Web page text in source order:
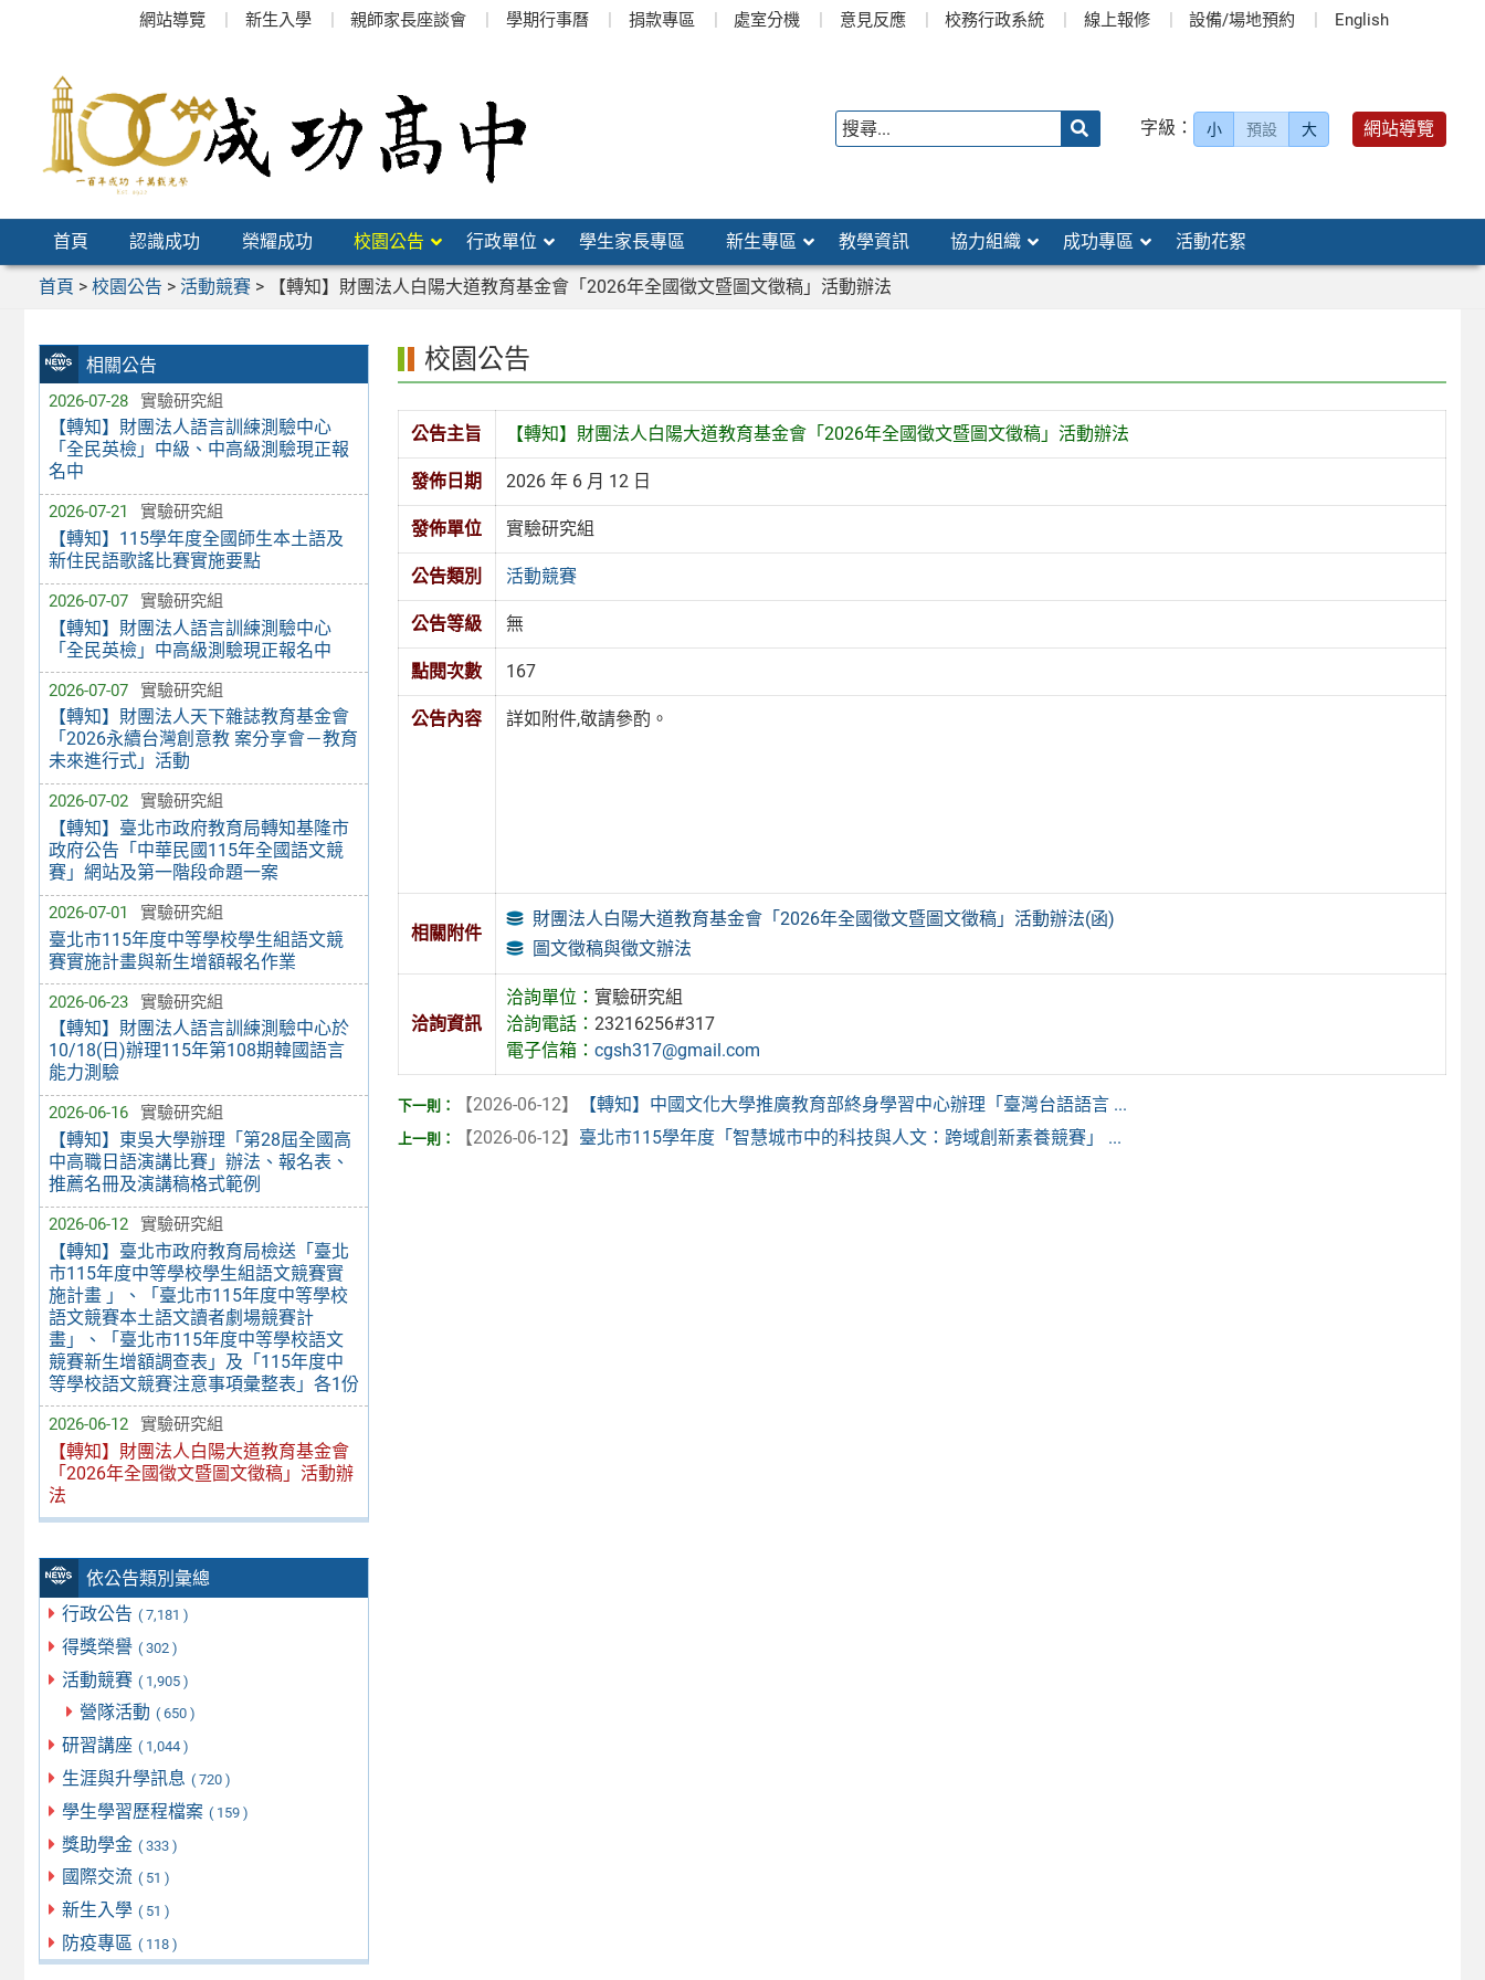
網站導覽 新生入學 親師家長座談會 學期行事曆 捐款專區 處室分機 意見反應 校務行政系統 線上報修 設備/場地預約 English
字級： 小 預設 大 網站導覽
首頁 認識成功 榮耀成功 校園公告 行政單位 學生家長專區 新生專區 教學資訊 協力組織 成功專區 活動花絮
首頁 > 校園公告 > 活動競賽> 【轉知】財團法人白陽大道教育基金會「2026年全國徵文暨圖文徵稿」活動辦法
相關公告
2026-07-28 實驗研究組
【轉知】財團法人語言訓練測驗中心
「全民英檢」中級、中高級測驗現正報
名中
2026-07-21 實驗研究組
【轉知】115學年度全國師生本土語及
新住民語歌謠比賽實施要點
2026-07-07 實驗研究組
【轉知】財團法人語言訓練測驗中心
「全民英檢」中高級測驗現正報名中
2026-07-07 實驗研究組
【轉知】財團法人天下雜誌教育基金會
「2026永續台灣創意教 案分享會－教育
未來進行式」活動
2026-07-02 實驗研究組
【轉知】臺北市政府教育局轉知基隆市
政府公告「中華民國115年全國語文競
賽」網站及第一階段命題一案
2026-07-01 實驗研究組
臺北市115年度中等學校學生組語文競
賽實施計畫與新生增額報名作業
2026-06-23 實驗研究組
【轉知】財團法人語言訓練測驗中心於
10/18(日)辦理115年第108期韓國語言
能力測驗
2026-06-16 實驗研究組
【轉知】東吳大學辦理「第28屆全國高
中高職日語演講比賽」辦法、報名表、
推薦名冊及演講稿格式範例
2026-06-12 實驗研究組
【轉知】臺北市政府教育局檢送「臺北
市115年度中等學校學生組語文競賽實
施計畫 」、「臺北市115年度中等學校
語文競賽本土語文讀者劇場競賽計
畫」、「臺北市115年度中等學校語文
競賽新生增額調查表」及「115年度中
等學校語文競賽注意事項彙整表」各1份
2026-06-12 實驗研究組
【轉知】財團法人白陽大道教育基金會
「2026年全國徵文暨圖文徵稿」活動辦
法
依公告類別彙總
行政公告 ( 7,181 )
得獎榮譽 ( 302 )
活動競賽 ( 1,905 )
營隊活動 ( 650 )
研習講座 ( 1,044 )
生涯與升學訊息 ( 720 )
學生學習歷程檔案 ( 159 )
獎助學金 ( 333 )
國際交流 ( 51 )
新生入學 ( 51 )
防疫專區 ( 118 )
校園公告
公告主旨 【轉知】財團法人白陽大道教育基金會「2026年全國徵文暨圖文徵稿」活動辦法
發佈日期 2026 年 6 月 12 日
發佈單位 實驗研究組
公告類別 活動競賽
公告等級 無
點閱次數 167
公告內容 詳如附件,敬請參酌。
相關附件
財團法人白陽大道教育基金會「2026年全國徵文暨圖文徵稿」活動辦法(函)
圖文徵稿與徵文辦法
洽詢資訊
洽詢單位：實驗研究組
洽詢電話：23216256#317
電子信箱：cgsh317@gmail.com
【2026-06-12】
【轉知】中國文化大學推廣教育部終身學習中心辦理「臺灣台語語言 ...
【2026-06-12】 臺北市115學年度「智慧城市中的科技與人文：跨域創新素養競賽」 ...